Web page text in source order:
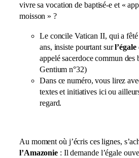
vivre sa vocation de baptisé-e et «
moisson » ?
Le concile Vatican II, qui a fêté
ans, insiste pourtant sur
appelé sacerdoce commun
Gentium n°32)
Dans ce numéro, vous lirez
textes et initiatives ici ou
regard.
Au moment où j’écris ces lignes,
l’Amazonie : Il demande l’égale